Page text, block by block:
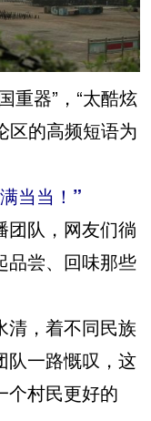
器”，“太酷炫
区的高频短语为
当当！”
队，网友们徜
品尝、回味那些
，着不同民族
一路慨叹，这
个村民更好的